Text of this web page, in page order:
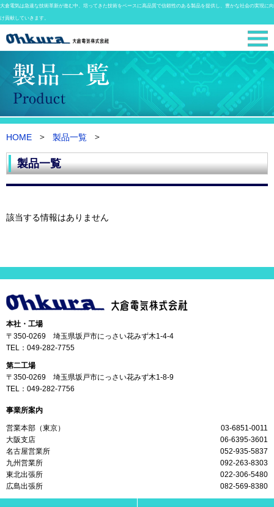
大倉電気は急速な技術革新が進む中、培ってきた技術をベースに高品質で信頼性のある製品を提供し、豊かな社会の実現に向
け貢献していきます。
HOME 製品一覧
製品一覧
該当する情報はありません
本社・工場
〒350-0269 埼玉県坂戸市にっさい花みず木1-4-4
TEL： 049-282-7755
第二工場
〒350-0269 埼玉県坂戸市にっさい花みず木1-8-9
TEL： 049-282-7756
事業所案内
営業本部（東京）
03-6851-0011
大阪支店
06-6395-3601
名古屋営業所
052-935-5837
九州営業所
092-263-8303
東北出張所
022-306-5480
広島出張所
082-569-8380